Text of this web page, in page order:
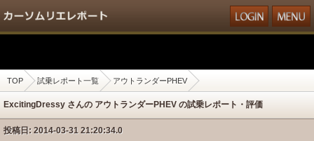
TOP 試乗レポート一覧 アウトランダーPHEV
ExcitingDressy さんの アウトランダーPHEV の試乗レポート・評価
投稿日: 2014-03-31 21:20:34.0